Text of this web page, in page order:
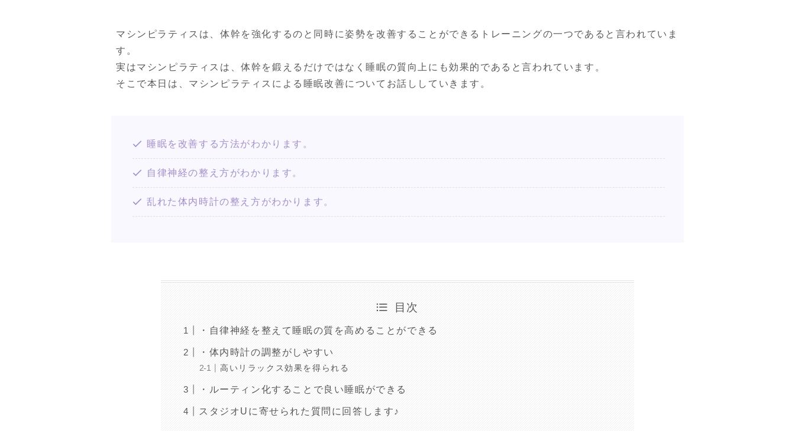
マシンピラティスは、体幹を強化するのと同時に姿勢を改善することができるトレーニングの一つであると言われていま
す。
実はマシンピラティスは、体幹を鍛えるだけではなく睡眠の質向上にも効果的であると言われています。
そこで本日は、マシンピラティスによる睡眠改善についてお話ししていきます。
睡眠を改善する方法がわかります。
自律神経の整え方がわかります。
乱れた体内時計の整え方がわかります。
目次
・自律神経を整えて睡眠の質を高めることができる
・体内時計の調整がしやすい
高いリラックス効果を得られる
・ルーティン化することで良い睡眠ができる
スタジオUに寄せられた質問に回答します♪